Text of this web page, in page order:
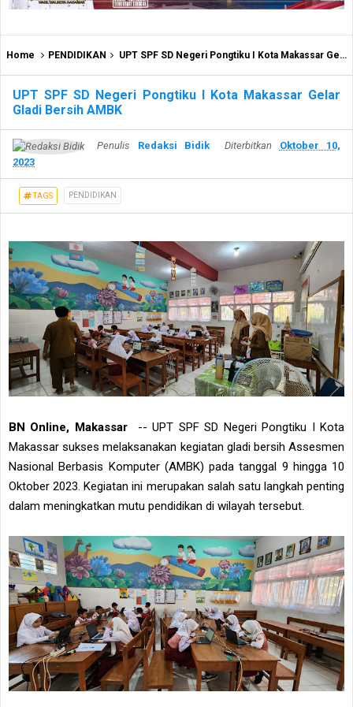
Home PENDIDIKAN UPT SPF SD Negeri Pongtiku I Kota Makassar Gelar Gladi Bersih AMBK
UPT SPF SD Negeri Pongtiku I Kota Makassar Gelar
Gladi Bersih AMBK
Penulis Redaksi Bidik Diterbitkan Oktober 10,
2023
TAGS PENDIDIKAN
BN Online, Makassar
-- UPT SPF SD Negeri Pongtiku I Kota
Makassar sukses melaksanakan kegiatan gladi bersih Assesmen
Nasional Berbasis Komputer (AMBK) pada tanggal 9 hingga 10
Oktober 2023. Kegiatan ini merupakan salah satu langkah penting
dalam meningkatkan mutu pendidikan di wilayah tersebut.